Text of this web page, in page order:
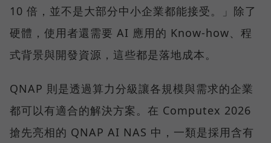
10 倍，並不是大部分中小企業都能接受。」除了
硬體，使用者還需要 AI 應用的 Know-how、程
式背景與開發資源，這些都是落地成本。
QNAP 則是透過算力分級讓各規模與需求的企業
都可以有適合的解決方案。在 Computex 2026
搶先亮相的 QNAP AI NAS 中，一類是採用含有